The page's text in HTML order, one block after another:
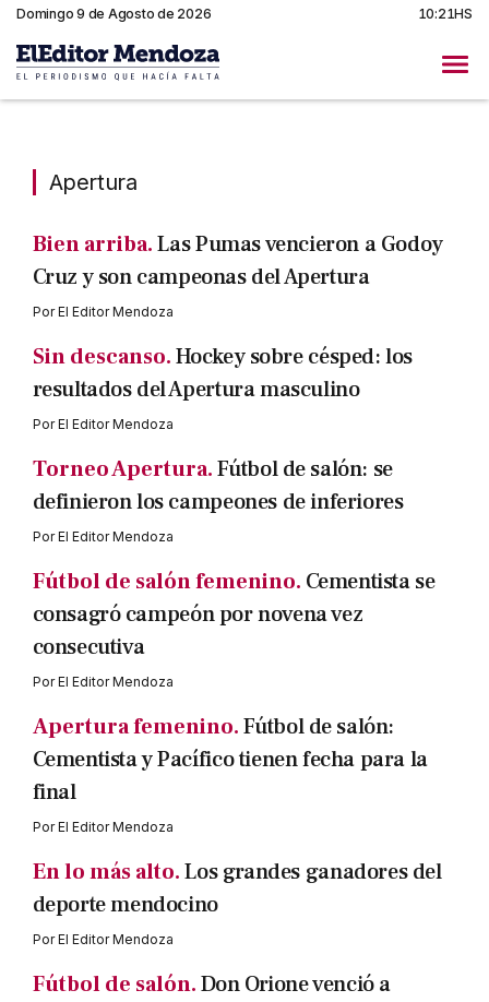
Domingo 9 de Agosto de 2026 10:21HS
Apertura
Bien arriba.Las Pumas vencieron a Godoy
Cruz y son campeonas del Apertura
PorEl Editor Mendoza
Sin descanso.Hockey sobre césped: los
resultados del Apertura masculino
PorEl Editor Mendoza
Torneo Apertura.Fútbol de salón: se
definieron los campeones de inferiores
PorEl Editor Mendoza
Fútbol de salón femenino. Cementista se
consagró campeón por novena vez
consecutiva
PorEl Editor Mendoza
Apertura femenino.Fútbol de salón:
Cementista y Pacífico tienen fecha para la
final
PorEl Editor Mendoza
En lo más alto.Los grandes ganadores del
deporte mendocino
PorEl Editor Mendoza
Fútbol de salón.Don Orione venció a